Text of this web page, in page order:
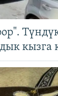
кызга